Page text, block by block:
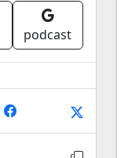
podcast